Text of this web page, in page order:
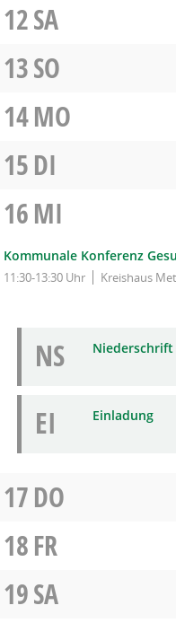
12SA
13SO
14MO
15DI
16MI
Kommunale Konferenz
11:30-13:30 Uhr Kreishaus
NS
EI Einladung
17DO
18FR
19SA